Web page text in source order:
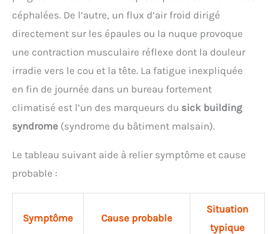
céphalées. De l’autre, un flux d’air froid dirigé
directement sur les épaules ou la nuque provoque
une contraction musculaire réflexe dont la douleur
irradie vers le cou et la tête. La fatigue inexpliquée
en fin de journée dans un bureau fortement
climatisé est l’un des marqueurs du sick building
syndrome (syndrome du bâtiment malsain).
Le tableau suivant aide à relier symptôme et cause
probable :
Symptôme Cause probable
Situation
typique